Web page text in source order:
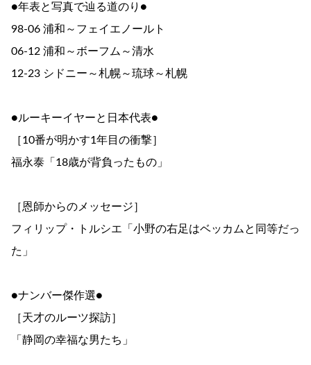
●年表と写真で辿る道のり●
98-06 浦和～フェイエノールト
06-12 浦和～ボーフム～清水
12-23 シドニー～札幌～琉球～札幌
●ルーキーイヤーと日本代表●
［10番が明かす1年目の衝撃］
福永泰「18歳が背負ったもの」
［恩師からのメッセージ］
フィリップ・トルシエ「小野の右足はベッカムと同等だっ
た」
●ナンバー傑作選●
［天才のルーツ探訪］
「静岡の幸福な男たち」